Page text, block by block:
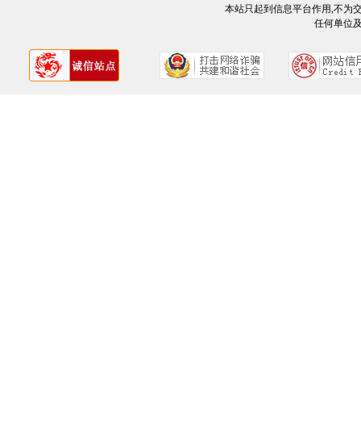
本站只起到信息平台作用,不为
任何单位